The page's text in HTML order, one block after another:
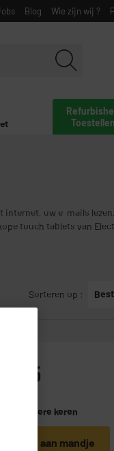
Blog Wie zijn wij ?
Toestellen
uw e-mails
touch tablets van
Sorteren op :
95
meerdere keren
aan mandje